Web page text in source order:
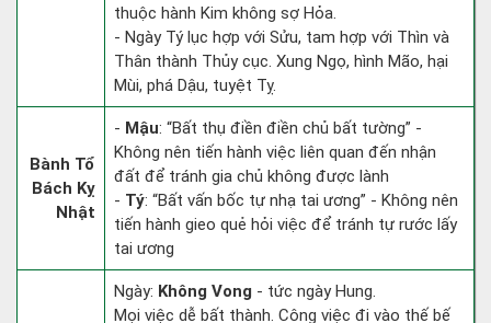
thuộc hành Kim không sợ Hỏa.
- Ngày Tý lục hợp với Sửu, tam hợp với Thìn và
Thân thành Thủy cục. Xung Ngọ, hình Mão, hại
Mùi, phá Dậu, tuyệt Tỵ.
Bành Tổ
Bách Kỵ
Nhật
- Mậu: “Bất thụ điền điền chủ bất tường” -
Không nên tiến hành việc liên quan đến nhận
đất để tránh gia chủ không được lành
- Tý: “Bất vấn bốc tự nhạ tai ương” - Không nên
tiến hành gieo quẻ hỏi việc để tránh tự rước lấy
tai ương
Ngày: Không Vong - tức ngày Hung.
Mọi việc dễ bất thành. Công việc đi vào thế bế